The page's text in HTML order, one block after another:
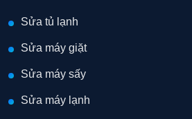
Sửa tủ lạnh
Sửa máy giặt
Sửa máy sấy
Sửa máy lạnh